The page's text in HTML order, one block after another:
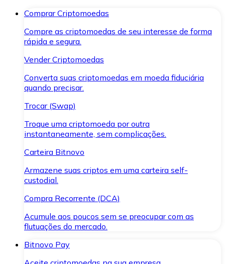
Comprar Criptomoedas
Compre as criptomoedas de seu interesse de forma
rápida e segura.
Vender Criptomoedas
Converta suas criptomoedas em moeda fiduciária
quando precisar.
Trocar (Swap)
Troque uma criptomoeda por outra
instantaneamente, sem complicações.
Carteira Bitnovo
Armazene suas criptos em uma carteira self-
custodial.
Compra Recorrente (DCA)
Acumule aos poucos sem se preocupar com as
flutuações do mercado.
Bitnovo Pay